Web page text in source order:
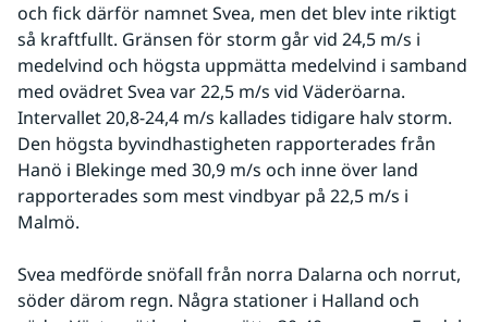
och fick därför namnet Svea, men det blev inte riktigt
så kraftfullt. Gränsen för storm går vid 24,5 m/s i
medelvind och högsta uppmätta medelvind i samband
med ovädret Svea var 22,5 m/s vid Väderöarna.
Intervallet 20,8-24,4 m/s kallades tidigare halv storm.
Den högsta byvindhastigheten rapporterades från
Hanö i Blekinge med 30,9 m/s och inne över land
rapporterades som mest vindbyar på 22,5 m/s i
Malmö.
Svea medförde snöfall från norra Dalarna och norrut,
söder därom regn. Några stationer i Halland och